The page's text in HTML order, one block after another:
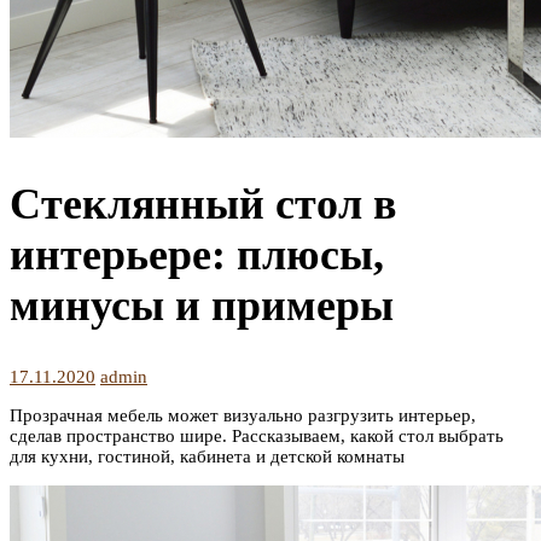
Стеклянный стол в
интерьере: плюсы,
минусы и примеры
17.11.2020 admin
Прозрачная мебель может визуально разгрузить интерьер,
сделав пространство шире. Рассказываем, какой стол выбрать
для кухни, гостиной, кабинета и детской комнаты